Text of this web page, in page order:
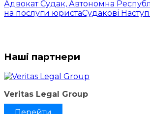
Адвокат Судак, Автономна
на послуги юристаСудакові
Наші партнери
Veritas Legal Group